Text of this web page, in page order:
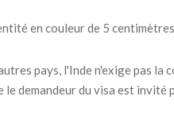
en couleur de 5
pays, l'Inde n'exige pas la
demandeur du visa est invité